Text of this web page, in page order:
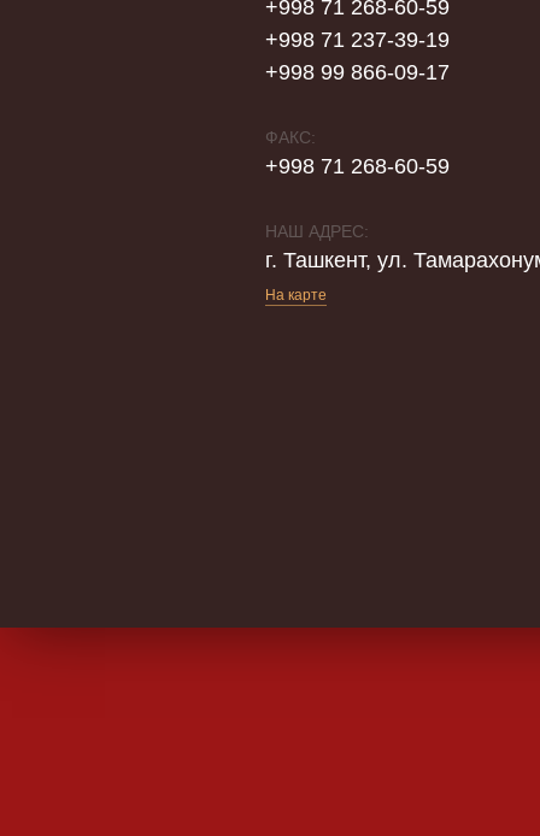
+998 71 268-60-59
+998 71 237-39-19
+998 99 866-09-17
ФАКС:
+998 71 268-60-59
НАШ АДРЕС:
г. Ташкент, ул.
На карте